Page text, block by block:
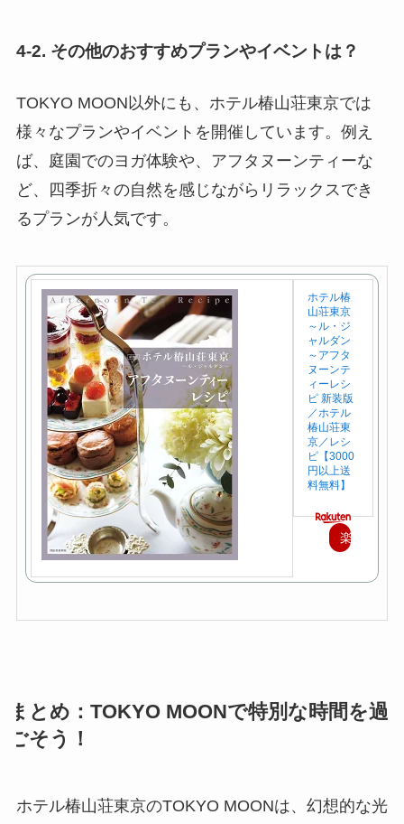
4-2. その他のおすすめプランやイベントは？
TOKYO MOON以外にも、ホテル椿山荘東京では
様々なプランやイベントを開催しています。例え
ば、庭園でのヨガ体験や、アフタヌーンティーな
ど、四季折々の自然を感じながらリラックスでき
るプランが人気です。
ホテル椿
山荘東京
～ル・ジ
ャルダン
～アフタ
ヌーンテ
ィーレシ
ピ 新装版
／ホテル
椿山荘東
京／レシ
ピ【3000
円以上送
料無料】
楽
購
まとめ：TOKYO MOONで特別な時間を過
ごそう！
ホテル椿山荘東京のTOKYO MOONは、幻想的な光